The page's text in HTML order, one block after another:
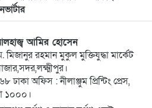
নিয়ে আসে মেঘনার চরে
দিশেহারা গরু-মহিষ মালিকরা!
ইজারাদারের কাছে ঘাট হস্তান্তর
ভেঙে মালামাল লুট, মামলা
আমির হোসেন
রহমান মুকুল মুক্তিযুদ্ধা মার্কেট
অফিস : নীলাঞ্জুম প্রিন্টিং প্রেস,
১০০০।